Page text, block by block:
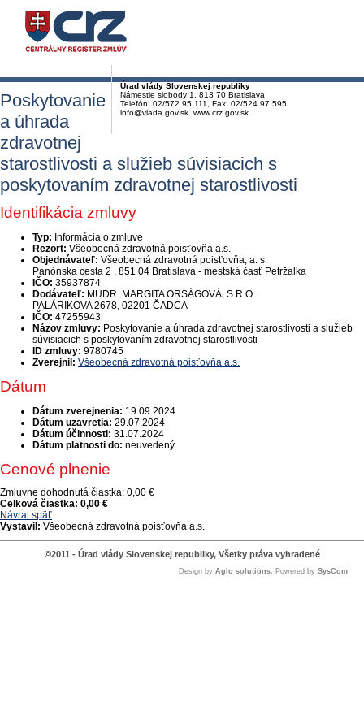
Úrad vlády Slovenskej republiky
Námestie slobody 1, 813 70 Bratislava
Telefón: 02/572 95 111, Fax: 02/524 97 595
info@vlada.gov.sk www.crz.gov.sk
Poskytovanie
a úhrada
zdravotnej
starostlivosti a služieb súvisiacich s
poskytovaním zdravotnej starostlivosti
Identifikácia zmluvy
Typ: Informácia o zmluve
Rezort: Všeobecná zdravotná poisťovňa a.s.
Objednávateľ: Všeobecná zdravotná poisťovňa, a. s.
Panónska cesta 2 , 851 04 Bratislava - mestská časť Petržalka
IČO: 35937874
Dodávateľ: MUDR. MARGITA ORSÁGOVÁ, S.R.O.
PALÁRIKOVA 2678, 02201 ČADCA
IČO: 47255943
Názov zmluvy: Poskytovanie a úhrada zdravotnej starostlivosti a služieb
súvisiacich s poskytovaním zdravotnej starostlivosti
ID zmluvy: 9780745
Zverejnil: Všeobecná zdravotná poisťovňa a.s.
Dátum
Dátum zverejnenia: 19.09.2024
Dátum uzavretia: 29.07.2024
Dátum účinnosti: 31.07.2024
Dátum platnosti do: neuvedený
Cenové plnenie
Zmluvne dohodnutá čiastka: 0,00 €
Celková čiastka: 0,00 €
Návrat späť
Vystavil: Všeobecná zdravotná poisťovňa a.s.
©2011 - Úrad vlády Slovenskej republiky, Všetky práva vyhradené
Design by Aglo solutions, Powered by SysCom